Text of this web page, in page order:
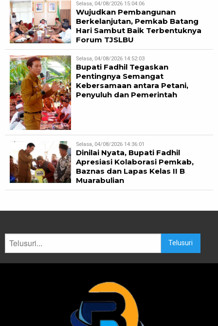
Selasa, 04/08/2026 15:04:06
Wujudkan Pembangunan
Berkelanjutan, Pemkab Batang
Hari Sambut Baik Terbentuknya
Forum TJSLBU
Selasa, 04/08/2026 14:52:03
Bupati Fadhil Tegaskan
Pentingnya Semangat
Kebersamaan antara Petani,
Penyuluh dan Pemerintah
Selasa, 04/08/2026 14:36:01
Dinilai Nyata, Bupati Fadhil
Apresiasi Kolaborasi Pemkab,
Baznas dan Lapas Kelas II B
Muarabulian
Telusuri